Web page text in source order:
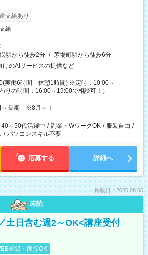
支給あり
給
)駅から徒歩2分 / 茅場町駅から徒歩6分
けのAIサービスの提供など
実働6時間 休憩1時間) ※定時：10:00～
りの時間：16:00～19:00で相談可！）
～長期 ※8月～！
40～50代活躍中 / 副業・WワークOK / 服装自由 /
/ パソコンスキル不要
応募する 詳細へ
掲載日：2026.08.06
未読
土日含む週2～OK<講座受付
登録・面接OK